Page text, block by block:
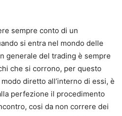
sempre conto di un
si entra nel mondo delle
generale del trading è sempre
che si corrono, per questo
diretto all’interno di essi, è
perfezione il procedimento
cosi da non correre dei